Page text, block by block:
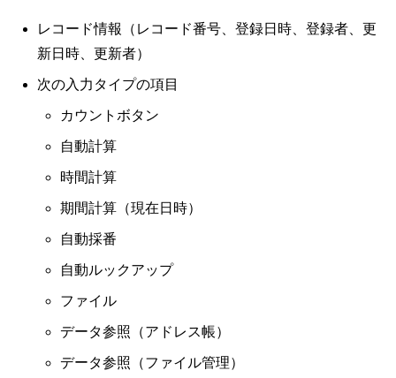
レコード情報（レコード番号、登録日時、登録者、更
新日時、更新者）
次の入力タイプの項目
カウントボタン
自動計算
時間計算
期間計算（現在日時）
自動採番
自動ルックアップ
ファイル
データ参照（アドレス帳）
データ参照（ファイル管理）